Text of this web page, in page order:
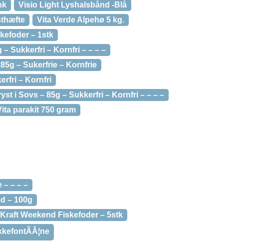
Visio Light Lyshalsbånd -Blå
Vita Verde Alpehø 5 kg.
– 1stk
Sukkerfri – Kornfri – – – –
– Sukerfrie – Kornfrie
– Kornfri
i Sovs – 85g – Sukkerfri – Kornfri – – – –
parakit 750 gram
– – – –
– 100g
Weekend Fiskefoder – 5stk